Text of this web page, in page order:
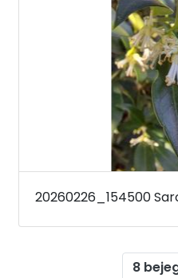
20260226_154500
8